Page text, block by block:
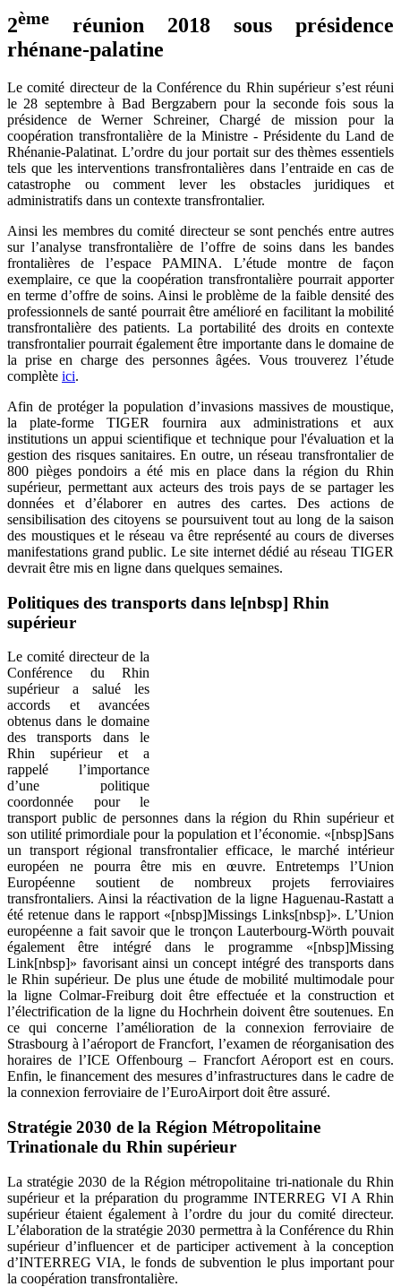
2ème réunion 2018 sous présidence
rhénane-palatine
Le comité directeur de la Conférence du Rhin supérieur s’est réuni
le 28 septembre à Bad Bergzabern pour la seconde fois sous la
présidence de Werner Schreiner, Chargé de mission pour la
coopération transfrontalière de la Ministre - Présidente du Land de
Rhénanie-Palatinat. L’ordre du jour portait sur des thèmes essentiels
tels que les interventions transfrontalières dans l’entraide en cas de
catastrophe ou comment lever les obstacles juridiques et
administratifs dans un contexte transfrontalier.
Ainsi les membres du comité directeur se sont penchés entre autres
sur l’analyse transfrontalière de l’offre de soins dans les bandes
frontalières de l’espace PAMINA. L’étude montre de façon
exemplaire, ce que la coopération transfrontalière pourrait apporter
en terme d’offre de soins. Ainsi le problème de la faible densité des
professionnels de santé pourrait être amélioré en facilitant la mobilité
transfrontalière des patients. La portabilité des droits en contexte
transfrontalier pourrait également être importante dans le domaine de
la prise en charge des personnes âgées. Vous trouverez l’étude
complète ici.
Afin de protéger la population d’invasions massives de moustique,
la plate-forme TIGER fournira aux administrations et aux
institutions un appui scientifique et technique pour l'évaluation et la
gestion des risques sanitaires. En outre, un réseau transfrontalier de
800 pièges pondoirs a été mis en place dans la région du Rhin
supérieur, permettant aux acteurs des trois pays de se partager les
données et d’élaborer en autres des cartes. Des actions de
sensibilisation des citoyens se poursuivent tout au long de la saison
des moustiques et le réseau va être représenté au cours de diverses
manifestations grand public. Le site internet dédié au réseau TIGER
devrait être mis en ligne dans quelques semaines.
Politiques des transports dans le[nbsp] Rhin
supérieur
Le comité directeur de la
Conférence du Rhin
supérieur a salué les
accords et avancées
obtenus dans le domaine
des transports dans le
Rhin supérieur et a
rappelé l’importance
d’une politique
coordonnée pour le
transport public de personnes dans la région du Rhin supérieur et
son utilité primordiale pour la population et l’économie. «[nbsp]Sans
un transport régional transfrontalier efficace, le marché intérieur
européen ne pourra être mis en œuvre. Entretemps l’Union
Européenne soutient de nombreux projets ferroviaires
transfrontaliers. Ainsi la réactivation de la ligne Haguenau-Rastatt a
été retenue dans le rapport «[nbsp]Missings Links[nbsp]». L’Union
européenne a fait savoir que le tronçon Lauterbourg-Wörth pouvait
également être intégré dans le programme «[nbsp]Missing
Link[nbsp]» favorisant ainsi un concept intégré des transports dans
le Rhin supérieur. De plus une étude de mobilité multimodale pour
la ligne Colmar-Freiburg doit être effectuée et la construction et
l’électrification de la ligne du Hochrhein doivent être soutenues. En
ce qui concerne l’amélioration de la connexion ferroviaire de
Strasbourg à l’aéroport de Francfort, l’examen de réorganisation des
horaires de l’ICE Offenbourg – Francfort Aéroport est en cours.
Enfin, le financement des mesures d’infrastructures dans le cadre de
la connexion ferroviaire de l’EuroAirport doit être assuré.
Stratégie 2030 de la Région Métropolitaine
Trinationale du Rhin supérieur
La stratégie 2030 de la Région métropolitaine tri-nationale du Rhin
supérieur et la préparation du programme INTERREG VI A Rhin
supérieur étaient également à l’ordre du jour du comité directeur.
L’élaboration de la stratégie 2030 permettra à la Conférence du Rhin
supérieur d’influencer et de participer activement à la conception
d’INTERREG VIA, le fonds de subvention le plus important pour
la coopération transfrontalière.